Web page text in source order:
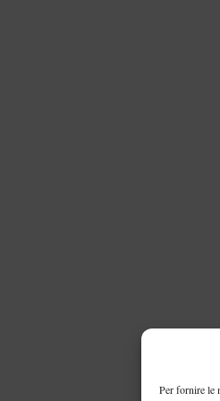
Per fornire le